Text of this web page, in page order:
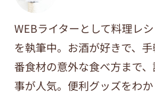
WEBライターとして料理レ
を執筆中。 お酒が好きで、
番食材の意外な食べ方まで、
事が人気。便利グッズをわ